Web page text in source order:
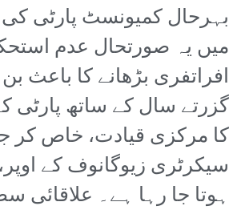
بہرحال کمیونسٹ پارٹی
میں یہ صورتحال عدم
افراتفری بڑھانے کا باعث
گزرتے سال کے ساتھ پارٹی
کا مرکزی قیادت، خاص کر
سیکرٹری زیوگانوف کے
ہوتا جا رہا ہے۔ علاقائی